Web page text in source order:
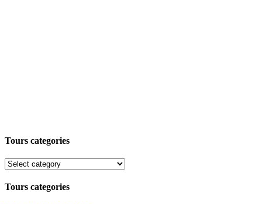
Tours categories
Tours categories